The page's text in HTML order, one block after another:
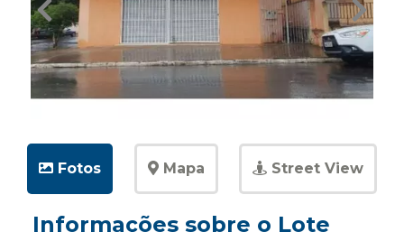
Fotos Mapa Street View
Informações sobre o Lote